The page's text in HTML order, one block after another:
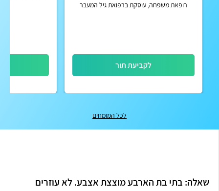
רופאת משפחה, עוסקת ברפואת גיל המעבר
לקביעת תור
לכל המומחים
שאלה: בתי בת הארבע מוצצת אצבע. לא עוזרים